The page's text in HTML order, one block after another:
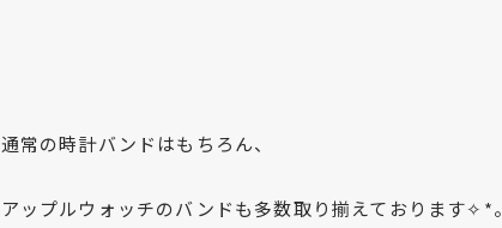
通常の時計バンドはもちろん、
アップルウォッチのバンドも多数取り揃えております✧︎*。